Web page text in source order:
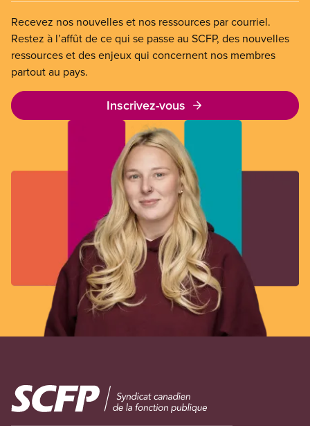
Recevez nos nouvelles et nos ressources par courriel.
Restez à l’affût de ce qui se passe au SCFP, des nouvelles
ressources et des enjeux qui concernent nos membres
partout au pays.
Inscrivez-vous
Image